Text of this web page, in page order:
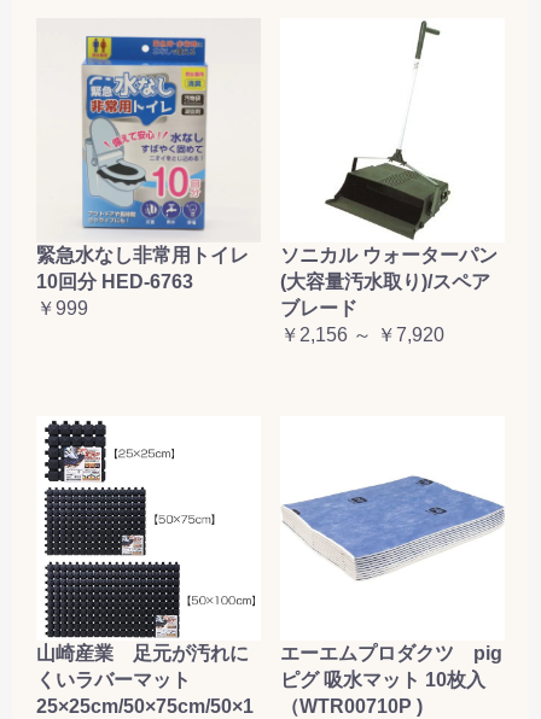
緊急水なし非常用トイレ
10回分 HED-6763
￥999
ソニカル ウォーターパン
(大容量汚水取り)/スペア
ブレード
￥2,156 ～ ￥7,920
山崎産業 足元が汚れに
くいラバーマット
25×25cm/50×75cm/50×1
エーエムプロダクツ pig
ピグ 吸水マット 10枚入
（WTR00710P )